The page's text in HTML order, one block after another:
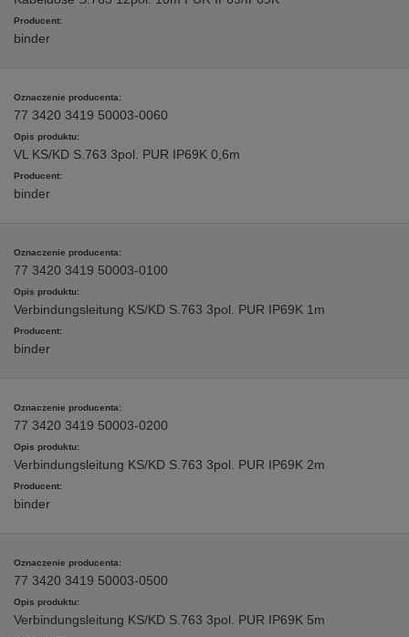
binder
77 3420 3419 50003-0060
VL KS/KD S.763 3pol. PUR IP69K 0,6m
binder
77 3420 3419 50003-0100
Verbindungsleitung KS/KD S.763 3pol. PUR IP69K 1m
binder
77 3420 3419 50003-0200
Verbindungsleitung KS/KD S.763 3pol. PUR IP69K 2m
binder
77 3420 3419 50003-0500
Verbindungsleitung KS/KD S.763 3pol. PUR IP69K 5m